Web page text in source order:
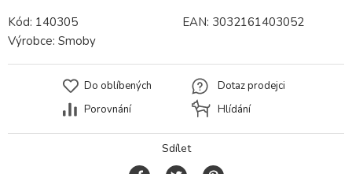
Kód: 140305 EAN: 3032161403052
Výrobce: Smoby
Do oblíbených
Porovnání
Dotaz prodejci
Hlídání
Sdílet